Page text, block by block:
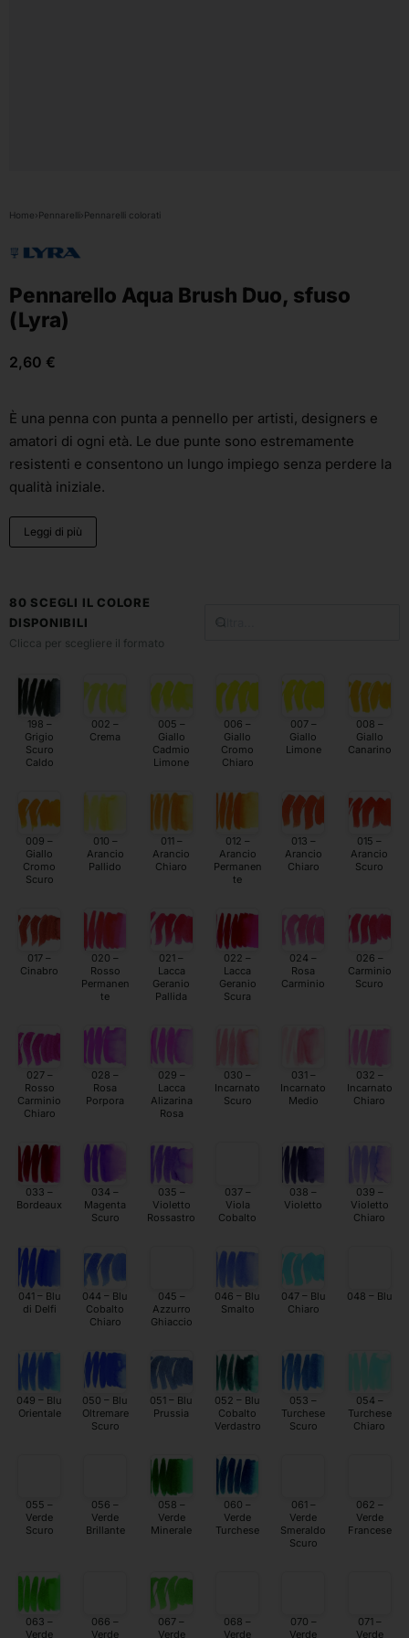
Home›Pennarelli›Pennarelli colorati
Pennarello Aqua Brush Duo, sfuso
(Lyra)
2,60 €
È una penna con punta a pennello per artisti, designers e
amatori di ogni età. Le due punte sono estremamente
resistenti e consentono un lungo impiego senza perdere la
qualità iniziale.
Leggi di più
80 SCEGLI IL COLORE
DISPONIBILI
Clicca per scegliere il formato
198 –
Grigio
Scuro
Caldo
002 –
Crema
005 –
Giallo
Cadmio
Limone
006 –
Giallo
Cromo
Chiaro
007 –
Giallo
Limone
008 –
Giallo
Canarino
009 –
Giallo
Cromo
Scuro
010 –
Arancio
Pallido
011 –
Arancio
Chiaro
012 –
Arancio
Permanen
te
013 –
Arancio
Chiaro
015 –
Arancio
Scuro
017 –
Cinabro
020 –
Rosso
Permanen
te
021 –
Lacca
Geranio
Pallida
022 –
Lacca
Geranio
Scura
024 –
Rosa
Carminio
026 –
Carminio
Scuro
027 –
Rosso
Carminio
Chiaro
028 –
Rosa
Porpora
029 –
Lacca
Alizarina
Rosa
030 –
Incarnato
Scuro
031 –
Incarnato
Medio
032 –
Incarnato
Chiaro
033 –
Bordeaux
034 –
Magenta
Scuro
035 –
Violetto
Rossastro
037 –
Viola
Cobalto
038 –
Violetto
039 –
Violetto
Chiaro
041 – Blu
di Delfi
044 – Blu
Cobalto
Chiaro
045 –
Azzurro
Ghiaccio
046 – Blu
Smalto
047 – Blu
Chiaro
048 – Blu
049 – Blu
Orientale
050 – Blu
Oltremare
Scuro
051 – Blu
Prussia
052 – Blu
Cobalto
Verdastro
053 –
Turchese
Scuro
054 –
Turchese
Chiaro
055 –
Verde
Scuro
056 –
Verde
Brillante
058 –
Verde
Minerale
060 –
Verde
Turchese
061 –
Verde
Smeraldo
Scuro
062 –
Verde
Francese
063 –
Verde
066 –
Verde
067 –
Verde
068 –
Verde
070 –
Verde
071 –
Verde